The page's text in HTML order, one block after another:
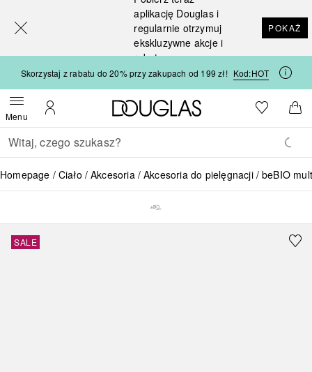
aplikację Douglas i
regularnie otrzymuj
ekskluzywne akcje i
rabaty
POKAŻ
Skorzystaj z rabatu do 20% przy zakupach od 199 zł! Kod:HOT
MenuOtwórz menuMoje konto
Strona główna Douglas
Do listyDo
Wracać
Wykonaj wyszukiwanie
Homepage Ciało Akcesoria Akcesoria do pielęgnacji beBIO
SALE
[navigation.slideout.screenreader]